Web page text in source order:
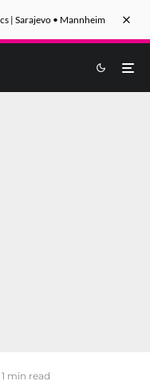
| Sarajevo • Mannheim
1 min read